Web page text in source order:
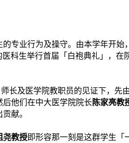
专业行为及操守。由本学年开始
科生举行首届「白袍典礼」，在
长及医学院教职员的见证下，先
他们在中大医学院院长陈家亮教
献。
尧教授即形容那一刻是这群学生「